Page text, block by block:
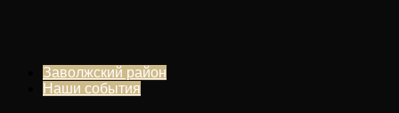
Заволжский район
Наши события